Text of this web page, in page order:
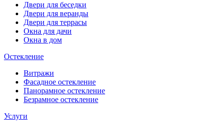
Двери для беседки
Двери для веранды
Двери для террасы
Окна для дачи
Окна в дом
Остекление
Витражи
Фасадное остекление
Панорамное остекление
Безрамное остекление
Услуги